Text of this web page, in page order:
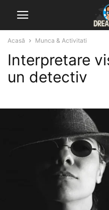
Acasă Munca & Activitati
Interpretare
un detectiv